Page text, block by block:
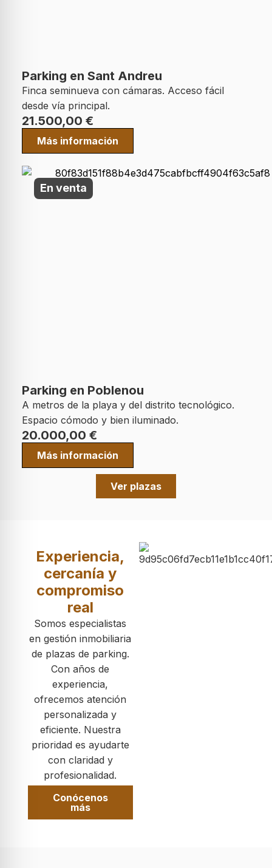
Parking en Sant Andreu
Finca seminueva con cámaras. Acceso fácil
desde vía principal.
21.500,00 €
Más información
Parking en Poblenou
A metros de la playa y del distrito tecnológico.
Espacio cómodo y bien iluminado.
20.000,00 €
Más información
En venta
Ver plazas
Experiencia,
cercanía y
compromiso
real
Somos especialistas
en gestión inmobiliaria
de plazas de parking.
Con años de
experiencia,
ofrecemos atención
personalizada y
eficiente. Nuestra
prioridad es ayudarte
con claridad y
profesionalidad.
Conócenos
más